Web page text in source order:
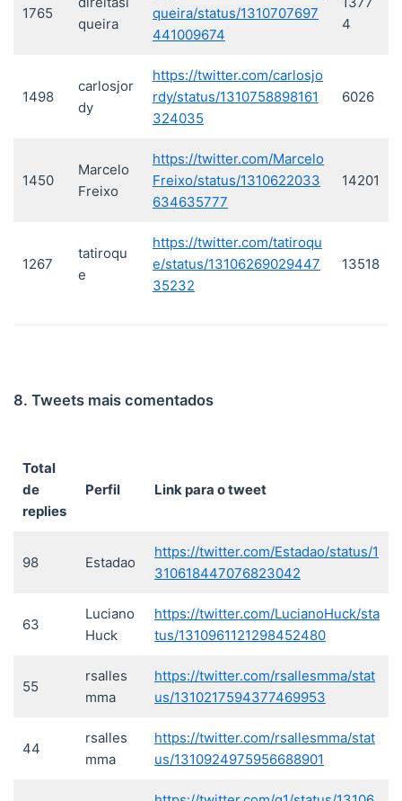
1765
queira
queira/status/1310707697
441009674
4
1498
carlosjor
dy
https://twitter.com/carlosjo
rdy/status/1310758898161
324035
6026
1450
Marcelo
Freixo
https://twitter.com/Marcelo
Freixo/status/1310622033
634635777
14201
1267
tatiroqu
e
https://twitter.com/tatiroqu
e/status/13106269029447
35232
13518
8. Tweets mais comentados
Total
de
replies
Perfil Link para o tweet
98 Estadao
https://twitter.com/Estadao/status/1
310618447076823042
63
Luciano
Huck
https://twitter.com/LucianoHuck/sta
tus/1310961121298452480
55
rsalles
mma
https://twitter.com/rsallesmma/stat
us/1310217594377469953
44
rsalles
mma
https://twitter.com/rsallesmma/stat
us/1310924975956688901